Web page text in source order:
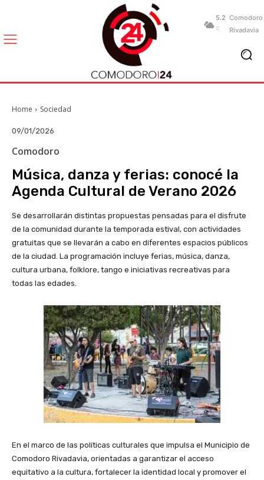
5.2
C
Comodoro
Rivadavia
Home Sociedad
09/01/2026
Comodoro
Música, danza y ferias: conocé la
Agenda Cultural de Verano 2026
Se desarrollarán distintas propuestas pensadas para el disfrute
de la comunidad durante la temporada estival, con actividades
gratuitas que se llevarán a cabo en diferentes espacios públicos
de la ciudad. La programación incluye ferias, música, danza,
cultura urbana, folklore, tango e iniciativas recreativas para
todas las edades.
En el marco de las políticas culturales que impulsa el Municipio de
Comodoro Rivadavia, orientadas a garantizar el acceso
equitativo a la cultura, fortalecer la identidad local y promover el